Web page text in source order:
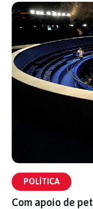
POLÍTICA
Com apoio de